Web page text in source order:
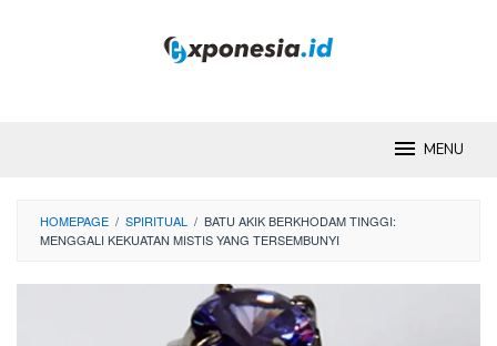
MENU
HOMEPAGE / SPIRITUAL / BATU AKIK BERKHODAM TINGGI:
MENGGALI KEKUATAN MISTIS YANG TERSEMBUNYI